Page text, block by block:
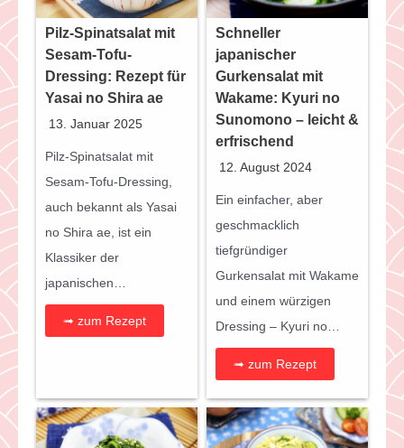
Pilz-Spinatsalat mit
Sesam-Tofu-
Dressing: Rezept für
Yasai no Shira ae
13. Januar 2025
Pilz-Spinatsalat mit
Sesam-Tofu-Dressing,
auch bekannt als Yasai
no Shira ae, ist ein
Klassiker der
japanischen…
➟ zum Rezept
Schneller
japanischer
Gurkensalat mit
Wakame: Kyuri no
Sunomono – leicht &
erfrischend
12. August 2024
Ein einfacher, aber
geschmacklich
tiefgründiger
Gurkensalat mit Wakame
und einem würzigen
Dressing – Kyuri no…
➟ zum Rezept